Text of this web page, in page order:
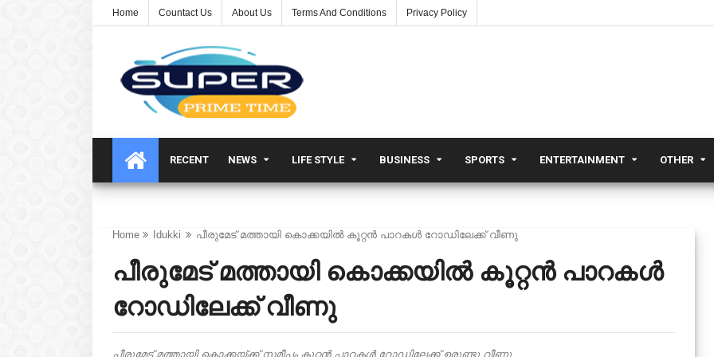
Home Countact Us About Us Terms And Conditions Privacy Policy
RECENT NEWS LIFE STYLE BUSINESS SPORTS ENTERTAINMENT OTHER
Home Idukki പീരുമേട് മത്തായി കൊക്കയിൽ കൂറ്റൻ പാറകൾ റോഡിലേക്ക് വീണു
പീരുമേട് മത്തായി കൊക്കയിൽ കൂറ്റൻ പാറകൾ
റോഡിലേക്ക് വീണു
പീരുമേട് മത്തായി കൊക്കയ്ക്ക് സമീപം കൂറ്റൻ പാറകൾ റോഡിലേക്ക് ഉരുണ്ടു വീണു